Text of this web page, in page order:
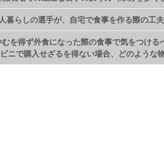
暮らしの選手が、自宅で食事を作る際の工
むを得ず外食になった際の食事で気をつける
ニで購入せざるを得ない場合、どのような